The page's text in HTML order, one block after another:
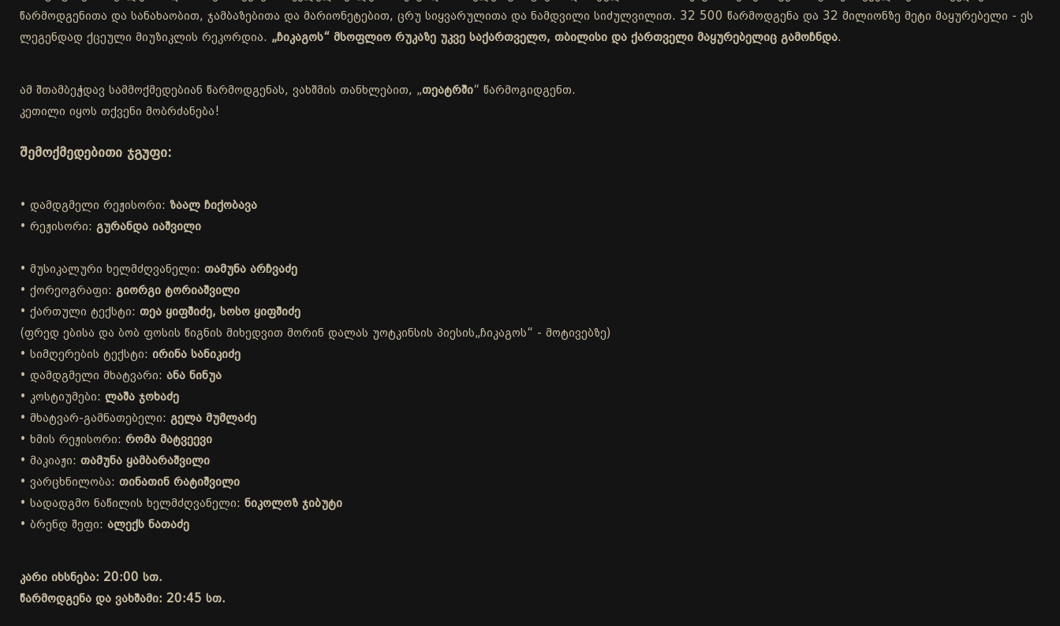
წარმოდგენითა და სანახაობით, ჯამბაზებითა და მარიონეტებით, ცრუ სიყვარულითა და ნამდვილი სიძულვილით. 32 500 წარმოდგენა და 32 მილიონზე მეტი მაყურებელი - ეს
ლეგენდად ქცეული მიუზიკლის რეკორდია. „ჩიკაგოს“ მსოფლიო რუკაზე უკვე საქართველო, თბილისი და ქართველი მაყურებელიც გამოჩნდა.
ამ შთამბეჭდავ სამმოქმედებიან წარმოდგენას, ვახშმის თანხლებით, „თეატრში“ წარმოგიდგენთ.
კეთილი იყოს თქვენი მობრძანება!
შემოქმედებითი ჯგუფი:
• დამდგმელი რეჟისორი: ზაალ ჩიქობავა
• რეჟისორი: გურანდა იაშვილი
• მუსიკალური ხელმძღვანელი: თამუნა არჩვაძე
• ქორეოგრაფი: გიორგი ტორიაშვილი
• ქართული ტექსტი: თეა ყიფშიძე, სოსო ყიფშიძე
(ფრედ ებისა და ბობ ფოსის წიგნის მიხედვით მორინ დალას უოტკინსის პიესის„ჩიკაგოს“ - მოტივებზე)
• სიმღერების ტექსტი: ირინა სანიკიძე
• დამდგმელი მხატვარი: ანა ნინუა
• კოსტიუმები: ლაშა ჯოხაძე
• მხატვარ-გამნათებელი: გელა მუმლაძე
• ხმის რეჟისორი: რომა მატვეევი
• მაკიაჟი: თამუნა ყამბარაშვილი
• ვარცხნილობა: თინათინ რატიშვილი
• სადადგმო ნაწილის ხელმძღვანელი: ნიკოლოზ ჯიბუტი
• ბრენდ შეფი: ალექს ნათაძე
კარი იხსნება: 20:00 სთ.
წარმოდგენა და ვახშამი: 20:45 სთ.